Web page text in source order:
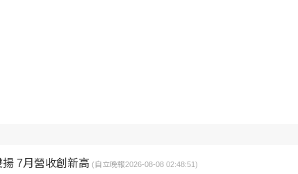
7月營收創新高 (自立晚報2026-08-08 02:48:51)